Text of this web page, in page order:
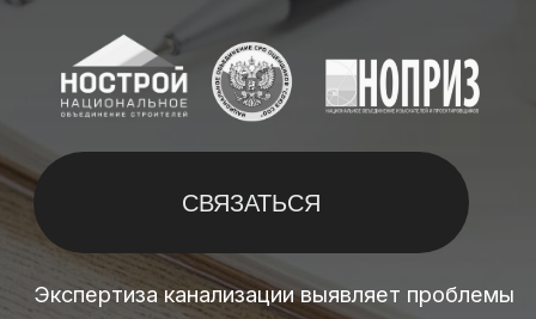
Экспертиза канализации выявляет проблемы
с герметичностью труб, уклоном, монтажом
и эксплуатацией системы. Специалисты
соединений и соответствие требованиям
СНиП. Итогом станет акт с выявленными
нарушениями. Заказать экспертизу
канализации в Москве можно в нашей
компании.